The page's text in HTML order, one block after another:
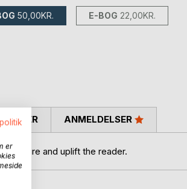
50,00KR. E-BOG 22,00KR.
inspire and uplift the reader.
ANMELDELSER
er